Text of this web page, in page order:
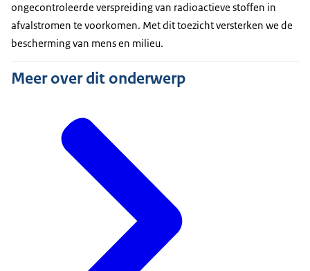
ongecontroleerde verspreiding van radioactieve stoffen in
afvalstromen te voorkomen. Met dit toezicht versterken we de
bescherming van mens en milieu.
Meer over dit onderwerp